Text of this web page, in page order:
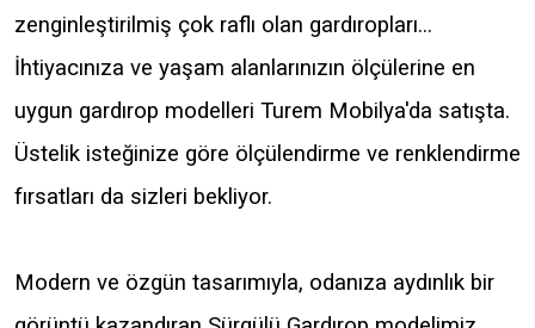
zenginleştirilmiş çok raflı olan gardıropları...
İhtiyacınıza ve yaşam alanlarınızın ölçülerine en
uygun gardırop modelleri Turem Mobilya'da satışta.
Üstelik isteğinize göre ölçülendirme ve renklendirme
fırsatları da sizleri bekliyor.
Modern ve özgün tasarımıyla, odanıza aydınlık bir